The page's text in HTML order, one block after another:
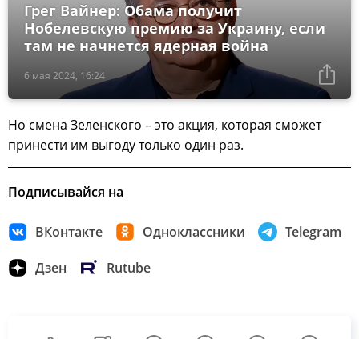
6 мая 2024, 16:24
Грег Вайнер: Обама получит
Нобелевскую премию за Украину, если
там не начнется ядерная война
Но смена Зеленского – это акция, которая сможет
принести им выгоду только один раз.
Подписывайся на
ВКонтакте Одноклассники Telegram
Дзен Rutube